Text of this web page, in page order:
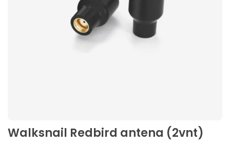
Walksnail Redbird antena (2vnt)